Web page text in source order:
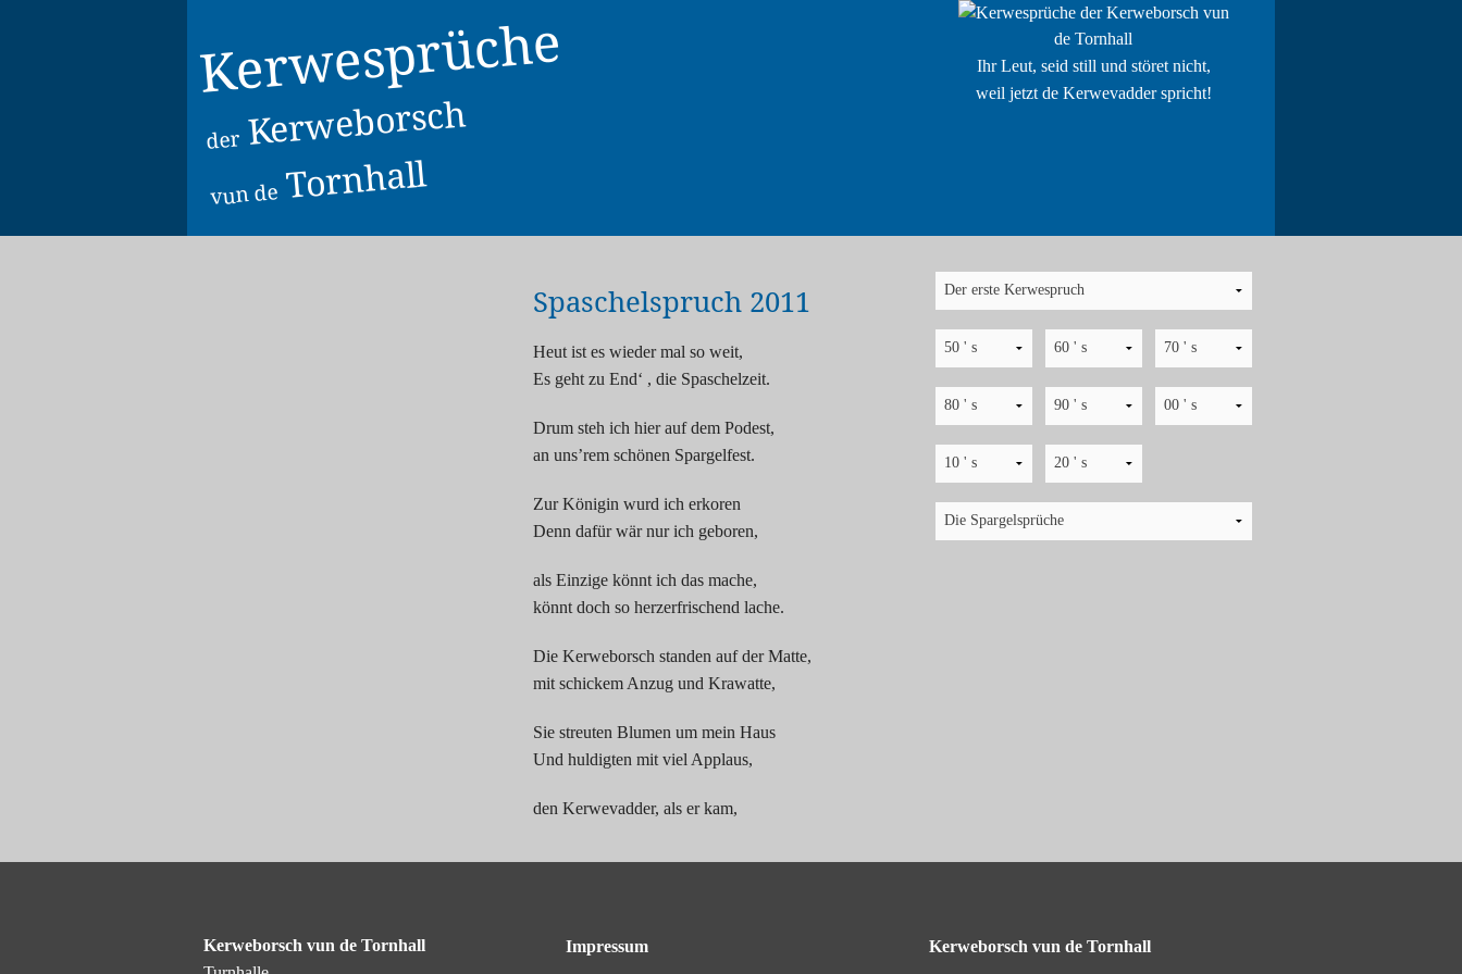
Kerwesprüche
derKerweborsch
vun deTornhall
Ihr Leut, seid still und störet nicht,
weil jetzt de Kerwevadder spricht!
Spaschelspruch 2011
Heut ist es wieder mal so weit,
Es geht zu End‘ , die Spaschelzeit.
Drum steh ich hier auf dem Podest,
an uns’rem schönen Spargelfest.
Zur Königin wurd ich erkoren
Denn dafür wär nur ich geboren,
als Einzige könnt ich das mache,
könnt doch so herzerfrischend lache.
Die Kerweborsch standen auf der Matte,
mit schickem Anzug und Krawatte,
Sie streuten Blumen um mein Haus
Und huldigten mit viel Applaus,
den Kerwevadder, als er kam,
Und fragte mich mit viel Etikette,
Kerweborsch vun de Tornhall
Impressum Kerweborsch vun de Tornhall